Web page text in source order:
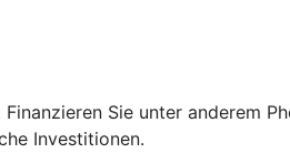
Sie unter anderem
Investitionen.